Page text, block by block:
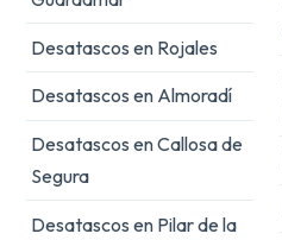
Desatascos en Rojales
Desatascos en Almoradí
Desatascos en Callosa de
Segura
Desatascos en Pilar de la